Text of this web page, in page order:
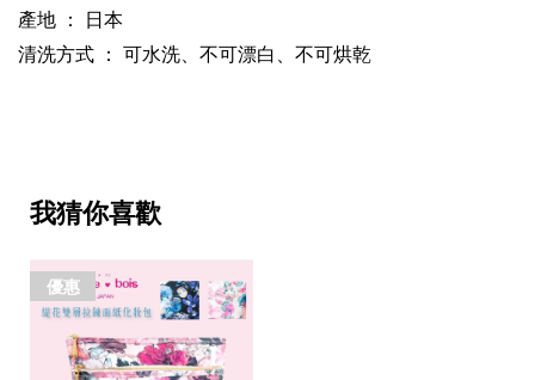
產地 ： 日本
清洗方式 ： 可水洗、不可漂白、不可烘乾
我猜你喜歡
優惠